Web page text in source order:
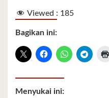
Viewed : 185
Bagikan ini:
Menyukai ini: